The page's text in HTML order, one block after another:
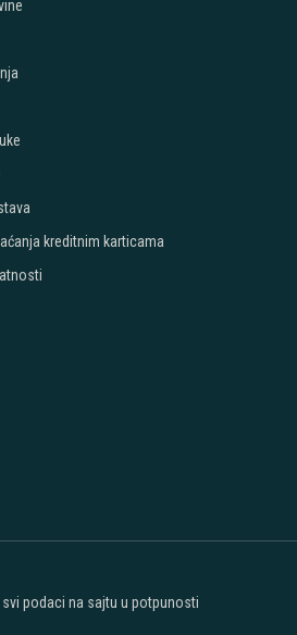
kreditnim karticama
podaci na sajtu u potpunosti